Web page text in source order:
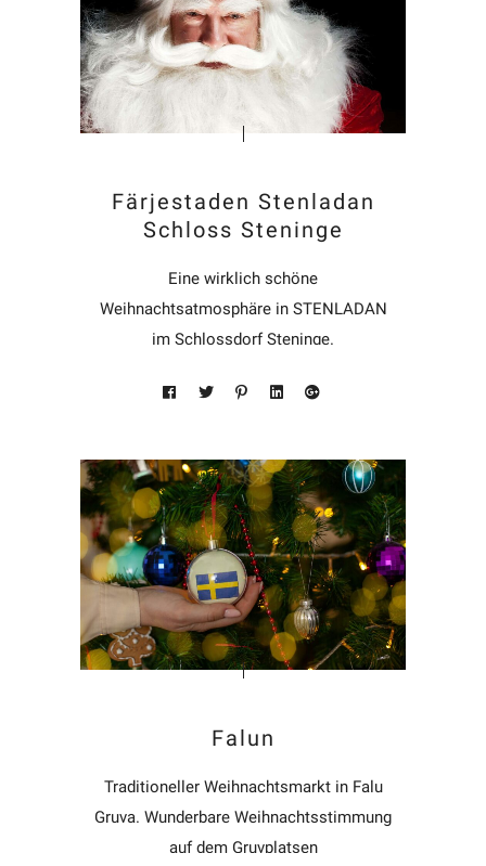
Färjestaden Stenladan
Schloss Steninge
Eine wirklich schöne
Weihnachtsatmosphäre in STENLADAN
im Schlossdorf Steninge.
Falun
Traditioneller Weihnachtsmarkt in Falu
Gruva. Wunderbare Weihnachtsstimmung
auf dem Gruvplatsen